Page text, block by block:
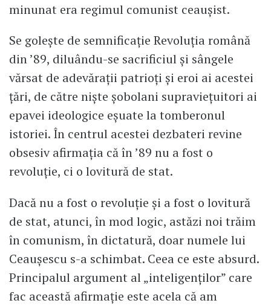
minunat era regimul comunist ceaușist.
Se golește de semnificație Revoluția română
din ’89, diluându-se sacrificiul și sângele
vărsat de adevărații patrioți și eroi ai acestei
țări, de către niște șobolani supraviețuitori ai
epavei ideologice eșuate la tomberonul
istoriei. În centrul acestei dezbateri revine
obsesiv afirmația că în ’89 nu a fost o
revoluție, ci o lovitură de stat.
Dacă nu a fost o revoluție și a fost o lovitură
de stat, atunci, în mod logic, astăzi noi trăim
în comunism, în dictatură, doar numele lui
Ceaușescu s-a schimbat. Ceea ce este absurd.
Principalul argument al „inteligenților” care
fac această afirmație este acela că am